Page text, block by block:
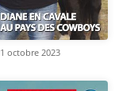
1 octobre 2023